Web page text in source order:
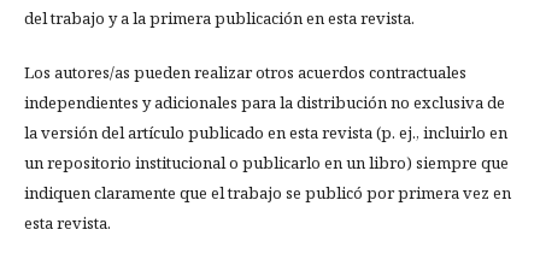
del trabajo y a la primera publicación en esta revista.
Los autores/as pueden realizar otros acuerdos contractuales
independientes y adicionales para la distribución no exclusiva de
la versión del artículo publicado en esta revista (p. ej., incluirlo en
un repositorio institucional o publicarlo en un libro) siempre que
indiquen claramente que el trabajo se publicó por primera vez en
esta revista.